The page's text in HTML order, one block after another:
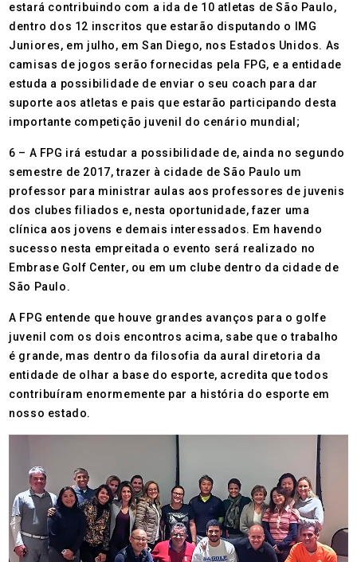
estará contribuindo com a ida de 10 atletas de São Paulo,
dentro dos 12 inscritos que estarão disputando o IMG
Juniores, em julho, em San Diego, nos Estados Unidos. As
camisas de jogos serão fornecidas pela FPG, e a entidade
estuda a possibilidade de enviar o seu coach para dar
suporte aos atletas e pais que estarão participando desta
importante competição juvenil do cenário mundial;
6 – A FPG irá estudar a possibilidade de, ainda no segundo
semestre de 2017, trazer à cidade de São Paulo um
professor para ministrar aulas aos professores de juvenis
dos clubes filiados e, nesta oportunidade, fazer uma
clínica aos jovens e demais interessados. Em havendo
sucesso nesta empreitada o evento será realizado no
Embrase Golf Center, ou em um clube dentro da cidade de
São Paulo.
A FPG entende que houve grandes avanços para o golfe
juvenil com os dois encontros acima, sabe que o trabalho
é grande, mas dentro da filosofia da aural diretoria da
entidade de olhar a base do esporte, acredita que todos
contribuíram enormemente par a história do esporte em
nosso estado.